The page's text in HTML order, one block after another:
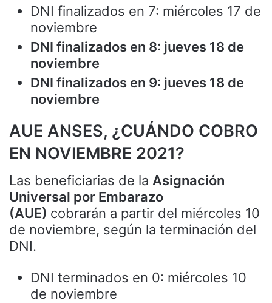
DNI finalizados en 7: miércoles 17 de
noviembre
DNI finalizados en 8: jueves 18 de
noviembre
DNI finalizados en 9: jueves 18 de
noviembre
AUE ANSES, ¿CUÁNDO COBRO
EN NOVIEMBRE 2021?
Las beneficiarias de la Asignación
Universal por Embarazo
(AUE) cobrarán a partir del miércoles 10
de noviembre, según la terminación del
DNI.
DNI terminados en 0: miércoles 10
de noviembre